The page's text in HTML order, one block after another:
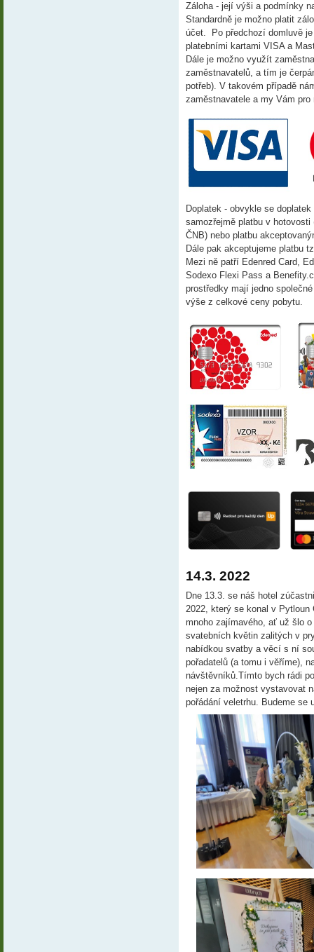
Záloha - její výši a podmínky
Standardně je možno platit
účet. Po předchozí domluvě
platebními kartami VISA a
Dále je možno využít
zaměstnavatelů, a tím je
potřeb). V takovém případě
zaměstnavatele a my Vám
Doplatek - obvykle se
samozřejmě platbu v
ČNB) nebo platbu
Dále pak akceptujeme platbu
Mezi ně patří Edenred Card,
Sodexo Flexi Pass a
prostředky mají jedno
výše z celkové ceny pobytu.
14.3. 2022
Dne 13.3. se náš hotel
2022, který se konal v Pytloun
mnoho zajímavého, ať už šlo
svatebních květin zalitých v
nabídkou svatby a věcí s ní
pořadatelů (a tomu i věříme),
návštěvníků.Tímto bych rádi
nejen za možnost vystavovat
pořádání veletrhu. Budeme se